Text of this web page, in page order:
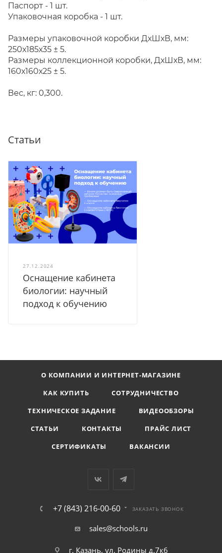
Паспорт - 1 шт.
Упаковочная коробка - 1 шт.
Размеры упаковочной коробки ДхШхВ, мм:
250х185х35 ± 5.
Размеры коллекционной коробки, ДхШхВ, мм:
160х160х25 ± 5.
Вес, кг: 0,300.
Статьи
27.12.2024
Оснащение кабинета
биологии: научный
подход к обучению
О КОМПАНИИ И ИНТЕРНЕТ-МАГАЗИНЕ
КАК КУПИТЬ
СОТРУДНИЧЕСТВО
ТЕХНИЧЕСКОЕ ЗАДАНИЕ
ВИДЕООБЗОРЫ
СТАТЬИ
КОНТАКТЫ
ПРАЙС ЛИСТ
СЕРТИФИКАТЫ
ВАКАНСИИ
+7 (843) 216-00-60 ЗАКАЗАТЬ ЗВОНОК
sales@schools.ru
г. Казань, ул. Родины д.7к6